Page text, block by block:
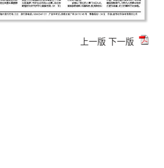
上一版 下一版